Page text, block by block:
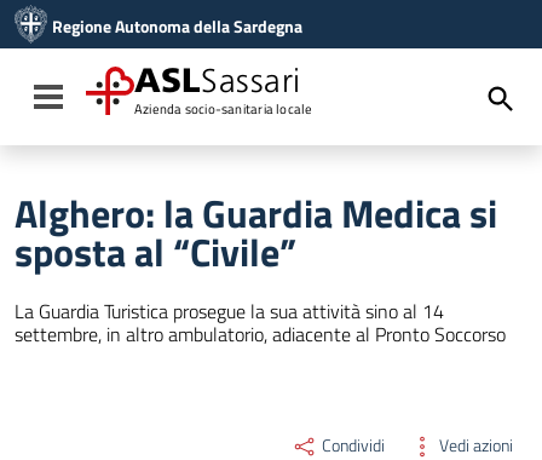
Vai al menu di navigazione
Vai al footer
Regione Autonoma della Sardegna
Toggle navigation
ASLSassari
Azienda socio-sanitaria locale
Alghero: la Guardia Medica si
sposta al “Civile”
La Guardia Turistica prosegue la sua attività sino al 14
settembre, in altro ambulatorio, adiacente al Pronto Soccorso
Condividi Vedi azioni